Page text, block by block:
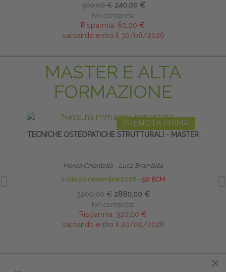
300,00 € 240,00 €
IVA compresa
Risparmia: 60,00 €
saldando entro il 30/08/2026
MASTER E ALTA
FORMAZIONE
PRENOTA PRIMA
TECNICHE OSTEOPATICHE STRUTTURALI - MASTER
Marco Chiantello - Luca Brambilla
inizio 20 novembre 2026 ∙ 50 ECM
3200,00 € 2880,00 €
IVA compresa
Risparmia: 320,00 €
saldando entro il 20/09/2026
×
×